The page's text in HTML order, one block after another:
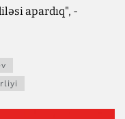
apardıq", -